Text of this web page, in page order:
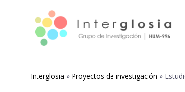
contenido
Interglosia » Proyectos de investigación »